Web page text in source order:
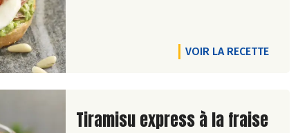
VOIR LA RECETTE
Lire la suite de la recette
Tiramisu express à la fraise